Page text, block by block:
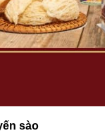
sào